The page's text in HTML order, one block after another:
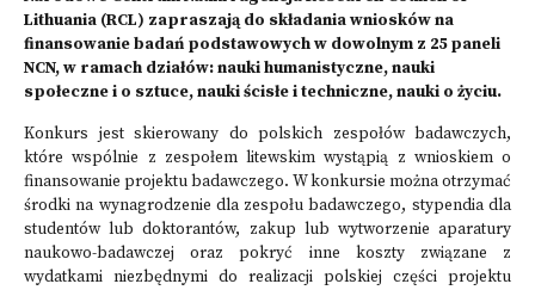
Lithuania (RCL) zapraszają do składania wniosków na
finansowanie badań podstawowych w dowolnym z 25 paneli
NCN, w ramach działów: nauki humanistyczne, nauki
społeczne i o sztuce, nauki ścisłe i techniczne, nauki o życiu.
Konkurs jest skierowany do polskich zespołów badawczych,
które wspólnie z zespołem litewskim wystąpią z wnioskiem o
finansowanie projektu badawczego. W konkursie można otrzymać
środki na wynagrodzenie dla zespołu badawczego, stypendia dla
studentów lub doktorantów, zakup lub wytworzenie aparatury
naukowo-badawczej oraz pokryć inne koszty związane z
wydatkami niezbędnymi do realizacji polskiej części projektu